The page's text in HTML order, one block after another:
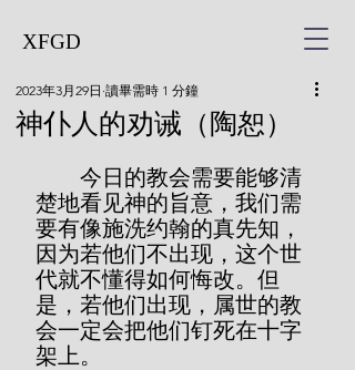
XFGD
神仆人的劝诫（陶恕）
2023年3月29日 讀畢需時 1 分鐘
楚地看见神的旨意，我们需
要有像施洗约翰的真先知，
因为若他们不出现，这个世
代就不懂得如何悔改。但
是，若他们出现，属世的教
会一定会把他们钉死在十字
架上。